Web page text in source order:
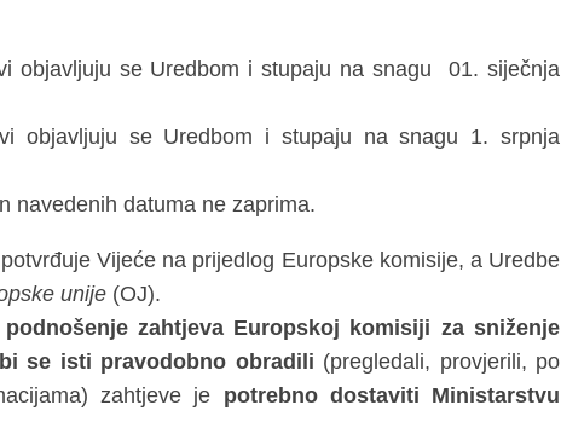
objavljuju se Uredbom i stupaju na snagu 01. siječnja
objavljuju se Uredbom i stupaju na snagu 1. srpnja
navedenih datuma ne zaprima.
Vijeće na prijedlog Europske komisije, a Uredbe
unije (OJ).
zahtjeva Europskoj komisiji za sniženje
se isti pravodobno obradili (pregledali, provjerili, po
zahtjeve je potrebno dostaviti Ministarstvu